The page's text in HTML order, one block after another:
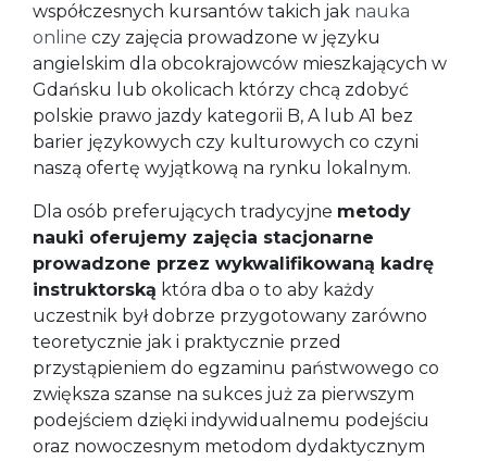
współczesnych kursantów takich jak nauka
online czy zajęcia prowadzone w języku
angielskim dla obcokrajowców mieszkających w
Gdańsku lub okolicach którzy chcą zdobyć
polskie prawo jazdy kategorii B, A lub A1 bez
barier językowych czy kulturowych co czyni
naszą ofertę wyjątkową na rynku lokalnym.
Dla osób preferujących tradycyjne metody
nauki oferujemy zajęcia stacjonarne
prowadzone przez wykwalifikowaną kadrę
instruktorską która dba o to aby każdy
uczestnik był dobrze przygotowany zarówno
teoretycznie jak i praktycznie przed
przystąpieniem do egzaminu państwowego co
zwiększa szanse na sukces już za pierwszym
podejściem dzięki indywidualnemu podejściu
oraz nowoczesnym metodom dydaktycznym